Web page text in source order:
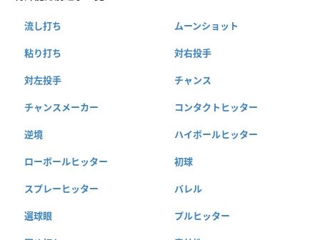
流し打ち ムーンショット
粘り打ち 対右投手
対左投手 チャンス
チャンスメーカー コンタクトヒッター
逆境 ハイボールヒッター
ローボールヒッター 初球
スプレーヒッター バレル
選球眼 プルヒッター